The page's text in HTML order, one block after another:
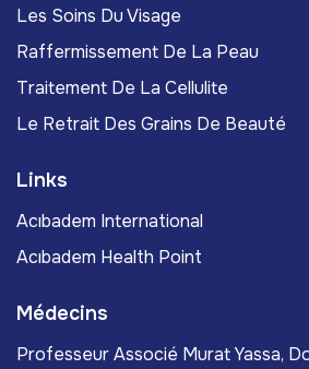
Les Soins Du Visage
Raffermissement De La Peau
Traitement De La Cellulite
Le Retrait Des Grains De Beauté
Links
Acıbadem International
Acıbadem Health Point
Médecins
Professeur Associé Murat Yassa,